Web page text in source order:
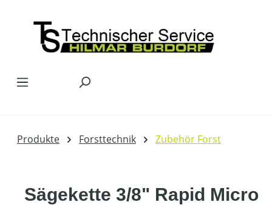
Produkte Forsttechnik Zubehör Forst
Sägekette 3/8" Rapid Micro